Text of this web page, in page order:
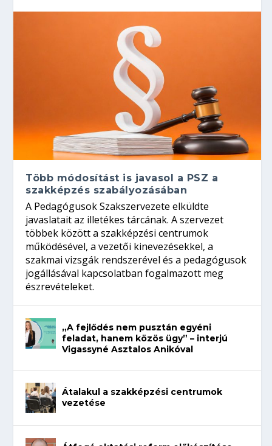
Több módosítást is javasol a PSZ a
szakképzés szabályozásában
A Pedagógusok Szakszervezete elküldte
javaslatait az illetékes tárcának. A szervezet
többek között a szakképzési centrumok
működésével, a vezetői kinevezésekkel, a
szakmai vizsgák rendszerével és a pedagógusok
jogállásával kapcsolatban fogalmazott meg
észrevételeket.
„A fejlődés nem pusztán egyéni
feladat, hanem közös ügy” – interjú
Vigassyné Asztalos Anikóval
Átalakul a szakképzési centrumok
vezetése